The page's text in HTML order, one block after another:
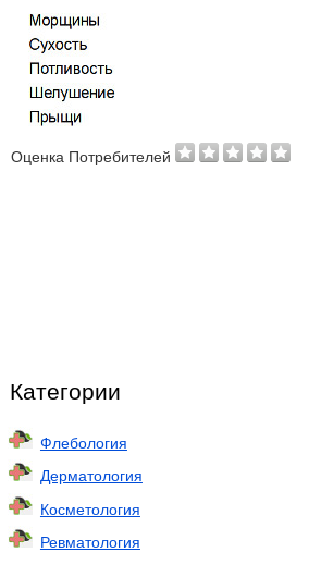
Оценка Потребителей
Категории
Флебология
Дерматология
Косметология
Ревматология